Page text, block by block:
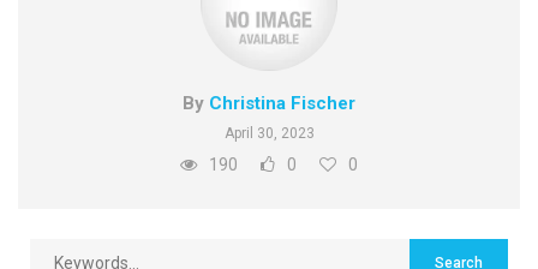
By Christina Fischer
April 30, 2023
190 0 0